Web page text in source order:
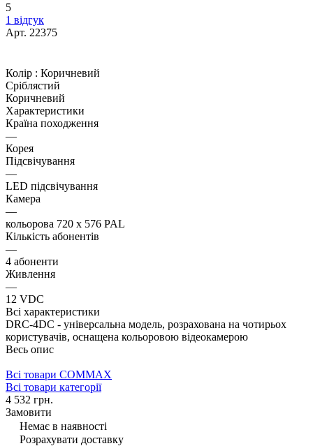
5
1 відгук
Арт. 22375
Колір : Коричневий
Сріблястий
Коричневий
Характеристики
Країна походження
—
Корея
Підсвічування
—
LED підсвічування
Камера
—
кольорова 720 х 576 PAL
Кількість абонентів
—
4 абоненти
Живлення
—
12 VDC
Всі характеристики
DRC-4DC - універсальна модель, розрахована на чотирьох
користувачів, оснащена кольоровою відеокамерою
Весь опис
Всі товари COMMAX
Всі товари категорії
4 532 грн.
Замовити
Немає в наявності
Розрахувати доставку